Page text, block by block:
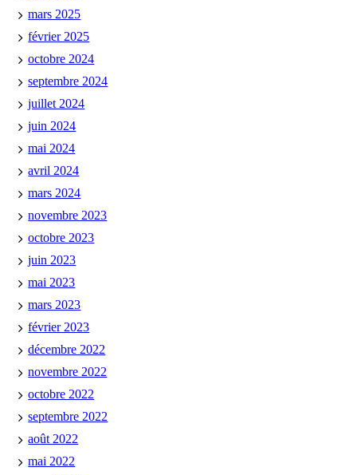
mars 2025
février 2025
octobre 2024
septembre 2024
juillet 2024
juin 2024
mai 2024
avril 2024
mars 2024
novembre 2023
octobre 2023
juin 2023
mai 2023
mars 2023
février 2023
décembre 2022
novembre 2022
octobre 2022
septembre 2022
août 2022
mai 2022